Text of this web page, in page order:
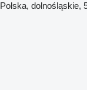
Polska, dolnośląskie,